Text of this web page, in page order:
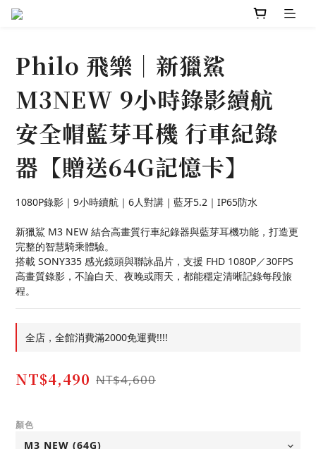
Philo 飛樂｜新獵鯊
M3NEW 9小時錄影續航
安全帽藍芽耳機 行車紀錄
器【贈送64G記憶卡】
1080P錄影｜9小時續航｜6人對講｜藍牙5.2｜IP65防水
新獵鯊 M3 NEW 結合高畫質行車紀錄器與藍芽耳機功能，打造更
完整的智慧騎乘體驗。
搭載 SONY335 感光鏡頭與聯詠晶片，支援 FHD 1080P／30FPS
高畫質錄影，不論白天、夜晚或雨天，都能穩定清晰記錄每段旅
程。
全店，全館消費滿2000免運費!!!!
NT$4,490 NT$4,600
顏色